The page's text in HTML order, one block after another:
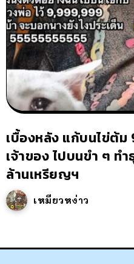
เบื้องหลัง แก้บนไข่ต้ม
เจ้าของ ไปบนขำ ๆ ท
ล้านเหรียญฯ
เหมียวหง่าว